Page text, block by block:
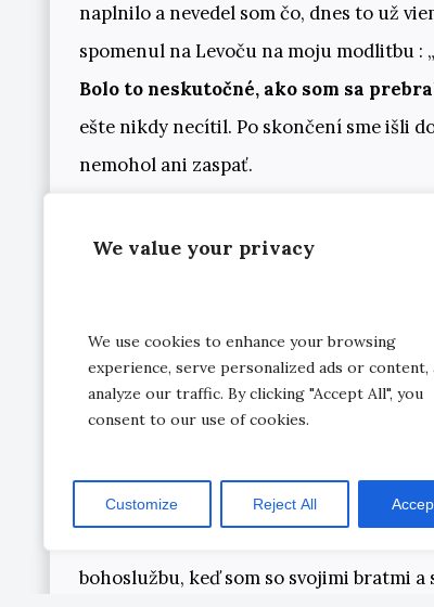
We value your privacy
We use cookies to enhance your browsing
experience, serve personalized ads or content,
analyze our traffic. By clicking "Accept All", you
consent to our use of cookies.
Customize Reject All
naplnilo a nevedel som čo, dnes to už
spomenul na Levoču na moju modlitbu :
Bolo to neskutočné, ako som sa
ešte nikdy necítil. Po skončení sme išli
nemohol ani zaspať.
Zmena
Na druhý deň som išiel domov a hneď
obchodu kúpiť si nové veci. Doma som
piercingy, všetky CD s tvrdou hudbou
manželka prišla domov z práce, skoro
Začal som chodiť do zboru dal som sa
bohoslužbu, keď som so svojimi bratmi a